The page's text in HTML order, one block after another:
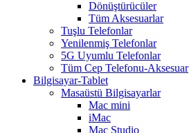
Dönüştürücüler
Tüm Aksesuarlar
Tuşlu Telefonlar
Yenilenmiş Telefonlar
5G Uyumlu Telefonlar
Tüm Cep Telefonu-Aksesuar
Bilgisayar-Tablet
Masaüstü Bilgisayarlar
Mac mini
iMac
Mac Studio